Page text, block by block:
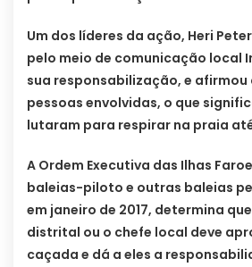
Um dos líderes da ação, Heri
pelo meio de comunicação local
sua responsabilização, e afirmou
pessoas envolvidas, o que
lutaram para respirar na praia
A Ordem Executiva das Ilhas
baleias-piloto e outras baleias
em janeiro de 2017, determina
distrital ou o chefe local deve
caçada e dá a eles a